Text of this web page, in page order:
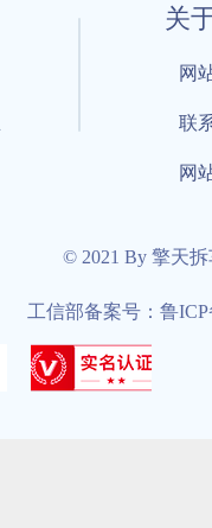
关
网
联
网
© 2021 By 擎天
工信部备案号：鲁